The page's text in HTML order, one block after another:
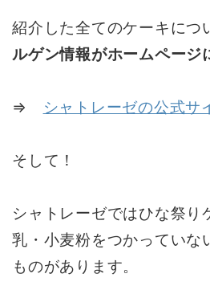
紹介した全てのケーキにつ
ルゲン情報がホームページ
⇒ シャトレーゼの公式サ
そして！
シャトレーゼではひな祭り
乳・小麦粉をつかっていな
ものがあります。